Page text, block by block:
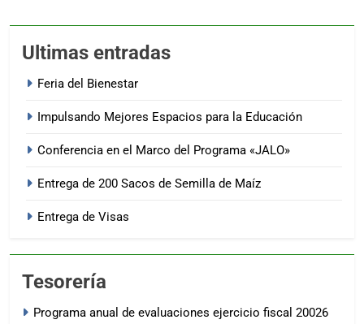
Ultimas entradas
Feria del Bienestar
Impulsando Mejores Espacios para la Educación
Conferencia en el Marco del Programa «JALO»
Entrega de 200 Sacos de Semilla de Maíz
Entrega de Visas
Tesorería
Programa anual de evaluaciones ejercicio fiscal 20026